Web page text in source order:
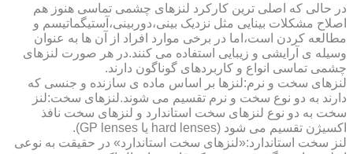
در حالی که اصلی ترین کارکرد لنزهای چشمی تماسی هنوز هم
اصلاح مشکلات بینایی مثل نزدیک بینی،دوربینی،آستیگماتیسم و
مطالعه کردن است،اما در برخی موارد افراد از آن ها به عنوان
وسیله ی آرایشی و زیبایی استفاده می کنند.در هر صورت لنزهای
چشمی تماسی انواع و کاربردهای گوناگون دارند.
لنزهای سخت و نرم:لنزها بر اساس ماده ی سازنده و جنسی که
دارند به دو نوع سخت و نرم تقسیم می شوند.لنزهای سخت:لنز
سخت به دو نوع لنزهای سخت استاندارد و لنزهای سخت نافذ
اکسیژن تقسیم می شود (hard lenses یا GP lenses).
لنز سخت استاندارد:«لنزهای سخت استاندارد» در حقیقت به نوعی